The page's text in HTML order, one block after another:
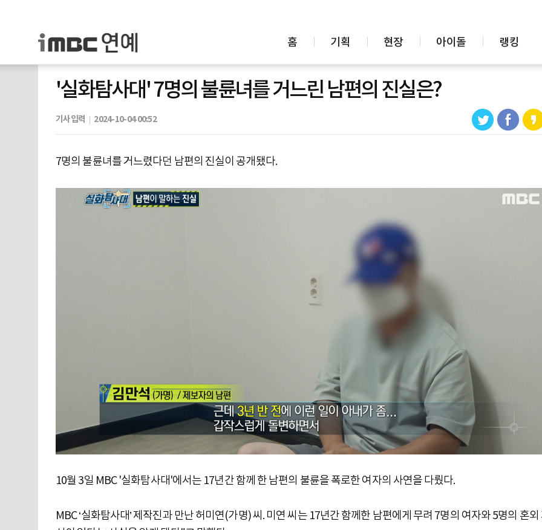
홈 기획 현장 아이돌 랭킹
'실화탐사대' 7명의 불륜녀를 거느린 남편의 진실은?
기사입력 2024-10-04 00:52
7명의 불륜녀를 거느렸다던 남편의 진실이 공개됐다.
10월 3일 MBC '실화탐사대'에서는 17년간 함께 한 남편의 불륜을 폭로한 여자의 사연을 다뤘다.
MBC ‘실화탐사대’ 제작진과 만난 허미연(가명) 씨. 미연 씨는 17년간 함께한 남편에게 무려 7명의 여자와 5명의 혼외